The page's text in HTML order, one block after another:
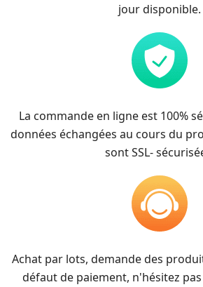
jour disponible.
La commande en ligne est 100%
données échangées au cours du
sont SSL-
Achat par lots, demande des
défaut de paiement, n'hésitez